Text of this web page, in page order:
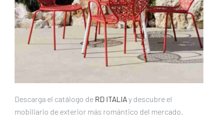
Descarga el catálogo de RD ITALIA y descubre el
mobiliario de exterior más romántico del mercado.